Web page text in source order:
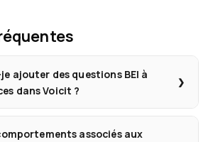
ajouter des questions BEI à
dans Voicit ?
associés aux